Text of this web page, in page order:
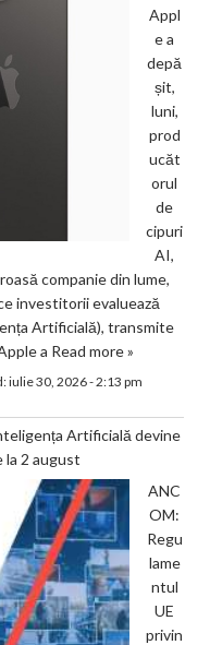
Appl
e a
depă
șit,
luni,
prod
ucăt
orul
de
cipuri
AI,
companie din lume,
investitorii evaluează
Artificială), transmite
a Read more »
iulie 30, 2026 - 2:13 pm
Artificială devine
la 2 august
ANC
OM:
Regu
lame
ntul
UE
privin